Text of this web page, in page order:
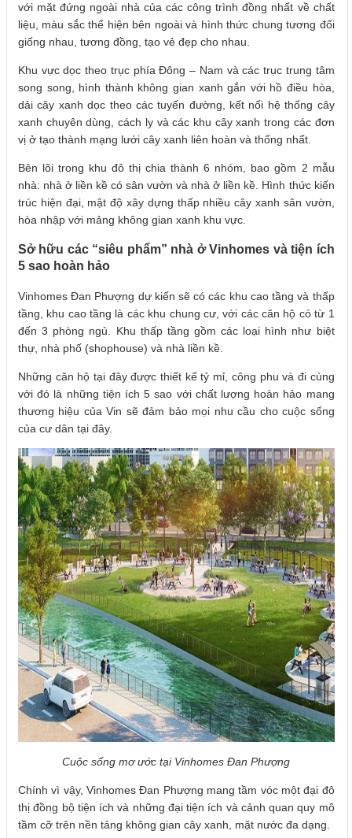
với mặt đứng ngoài nhà của các công trình đồng nhất về chất
liệu, màu sắc thể hiện bên ngoài và hình thức chung tương đối
giống nhau, tương đồng, tạo vẻ đẹp cho nhau.
Khu vực dọc theo trục phía Đông – Nam và các trục trung tâm
song song, hình thành không gian xanh gắn với hồ điều hòa,
dải cây xanh dọc theo các tuyến đường, kết nối hệ thống cây
xanh chuyên dùng, cách ly và các khu cây xanh trong các đơn
vị ở tạo thành mạng lưới cây xanh liên hoàn và thống nhất.
Bên lõi trong khu đô thị chia thành 6 nhóm, bao gồm 2 mẫu
nhà: nhà ở liền kề có sân vườn và nhà ở liền kề. Hình thức kiến
trúc hiện đại, mật độ xây dựng thấp nhiều cây xanh sân vườn,
hòa nhập với mảng không gian xanh khu vực.
Sở hữu các “siêu phẩm” nhà ở Vinhomes và tiện ích
5 sao hoàn hảo
Vinhomes Đan Phượng dự kiến sẽ có các khu cao tầng và thấp
tầng, khu cao tầng là các khu chung cư, với các căn hộ có từ 1
đến 3 phòng ngủ. Khu thấp tầng gồm các loại hình như biệt
thự, nhà phố (shophouse) và nhà liền kề.
Những căn hộ tại đây được thiết kế tỷ mỉ, công phu và đi cùng
với đó là những tiện ích 5 sao với chất lượng hoàn hảo mang
thương hiệu của Vin sẽ đảm bảo mọi nhu cầu cho cuộc sống
của cư dân tại đây.
Cuộc sống mơ ước tại Vinhomes Đan Phượng
Chính vì vậy, Vinhomes Đan Phượng mang tầm vóc một đại đô
thị đồng bộ tiện ích và những đại tiện ích và cảnh quan quy mô
tầm cỡ trên nền tảng không gian cây xanh, mặt nước đa dạng.